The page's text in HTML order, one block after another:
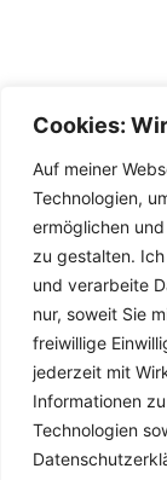
Cookies:
Auf meiner
Technologien,
ermöglichen
zu gestalten.
und verarbeite
nur, soweit Sie
freiwillige
jederzeit mit
Informationen
Technologien
Copyright © 2026